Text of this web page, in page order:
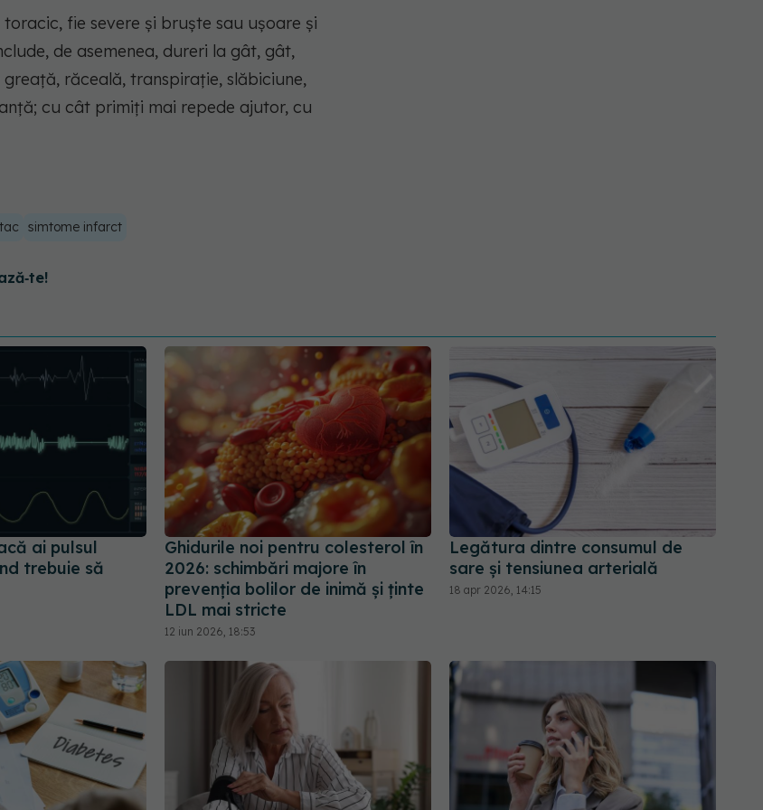
fie severe și bruște sau ușoare și
de asemenea, dureri la gât, gât,
răceală, transpirație, slăbiciune,
cu cât primiți mai repede ajutor, cu
simtome infarct
ai pulsul
trebuie să
Ghidurile noi pentru colesterol în
2026: schimbări majore în
prevenția bolilor de inimă și ținte
LDL mai stricte
12 iun 2026, 18:53
Legătura dintre consumul de
sare și tensiunea arterială
18 apr 2026, 14:15